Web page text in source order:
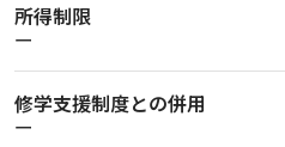
所得制限
ー
修学支援制度との併用
ー